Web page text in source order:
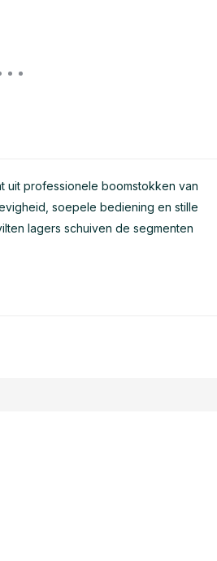
uit professionele boomstokken van
soepele bediening en stille
lagers schuiven de segmenten